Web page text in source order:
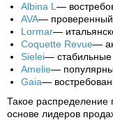
Albina L —
AVA— проверенный
Lormar—
Coquette Revue—
Sielei— стабильные
Amelie—
Gaia—
Такое распределение
основе лидеров